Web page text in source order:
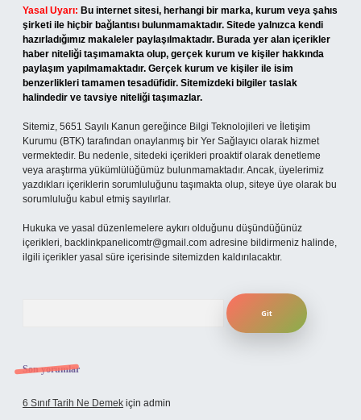
Yasal Uyarı: Bu internet sitesi, herhangi bir marka, kurum veya şahıs
şirketi ile hiçbir bağlantısı bulunmamaktadır. Sitede yalnızca kendi
hazırladığımız makaleler paylaşılmaktadır. Burada yer alan içerikler
haber niteliği taşımamakta olup, gerçek kurum ve kişiler hakkında
paylaşım yapılmamaktadır. Gerçek kurum ve kişiler ile isim
benzerlikleri tamamen tesadüfidir. Sitemizdeki bilgiler taslak
halindedir ve tavsiye niteliği taşımazlar.
Sitemiz, 5651 Sayılı Kanun gereğince Bilgi Teknolojileri ve İletişim
Kurumu (BTK) tarafından onaylanmış bir Yer Sağlayıcı olarak hizmet
vermektedir. Bu nedenle, sitedeki içerikleri proaktif olarak denetleme
veya araştırma yükümlülüğümüz bulunmamaktadır. Ancak, üyelerimiz
yazdıkları içeriklerin sorumluluğunu taşımakta olup, siteye üye olarak bu
sorumluluğu kabul etmiş sayılırlar.
Hukuka ve yasal düzenlemelere aykırı olduğunu düşündüğünüz
içerikleri, backlinkpanelicomtr@gmail.com adresine bildirmeniz halinde,
ilgili içerikler yasal süre içerisinde sitemizden kaldırılacaktır.
Son yorumlar
6 Sınıf Tarih Ne Demek için admin